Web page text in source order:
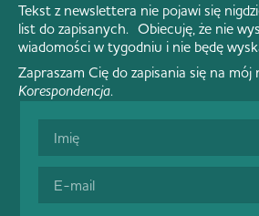
Tekst z newslettera nie pojawi się
list do zapisanych. Obiecuję, że nie
wiadomości w tygodniu i nie będę
Zapraszam Cię do zapisania się na
Korespondencja.